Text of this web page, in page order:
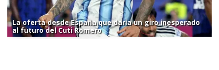
La oferta desde España que daría un giro inesperado
al futuro del Cuti Romero